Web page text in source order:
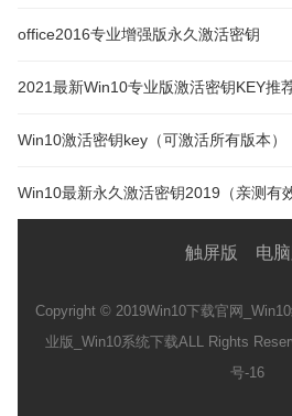
office2016专业增强版永久激活密钥
2021最新Win10专业版激活密钥KEY推
Win10激活密钥key（可激活所有版本）
Win10最新永久激活密钥2019（亲测有效
触屏版 电
Copyright © 2019Win10下载官网
业版_Win10系统下载ALL Rights
号-16